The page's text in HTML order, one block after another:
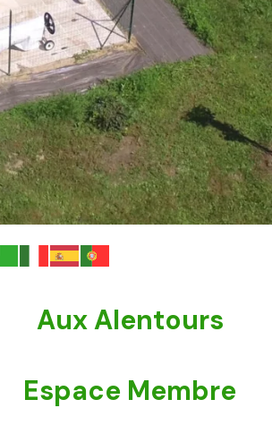
Aux Alentours
Espace Membre